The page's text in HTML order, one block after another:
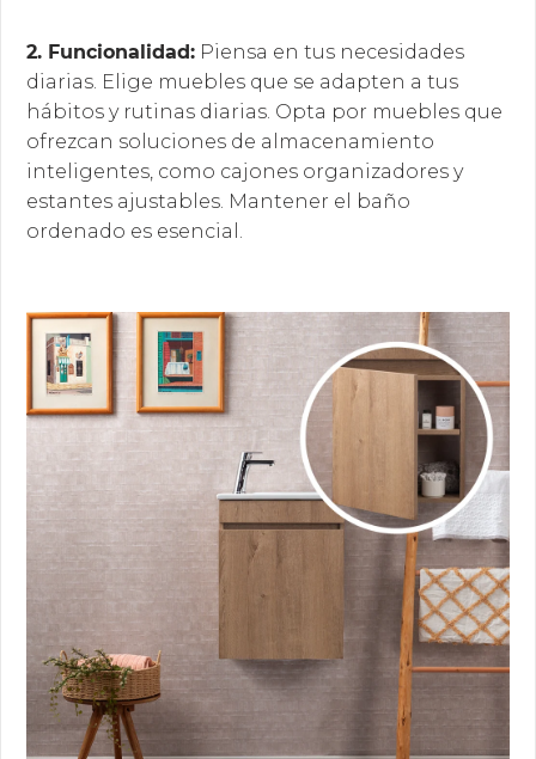
2. Funcionalidad: Piensa en tus necesidades
diarias. Elige muebles que se adapten a tus
hábitos y rutinas diarias. Opta por muebles que
ofrezcan soluciones de almacenamiento
inteligentes, como cajones organizadores y
estantes ajustables. Mantener el baño
ordenado es esencial.